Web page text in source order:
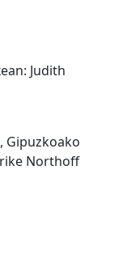
Judith
Gipuzkoako
Northoff